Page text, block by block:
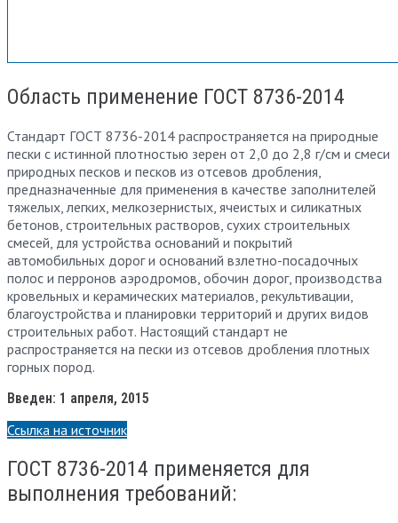
Область применение ГОСТ 8736-2014
Стандарт ГОСТ 8736-2014 распространяется на природные
пески с истинной плотностью зерен от 2,0 до 2,8 г/см и смеси
природных песков и песков из отсевов дробления,
предназначенные для применения в качестве заполнителей
тяжелых, легких, мелкозернистых, ячеистых и силикатных
бетонов, строительных растворов, сухих строительных
смесей, для устройства оснований и покрытий
автомобильных дорог и оснований взлетно-посадочных
полос и перронов аэродромов, обочин дорог, производства
кровельных и керамических материалов, рекультивации,
благоустройства и планировки территорий и других видов
строительных работ. Настоящий стандарт не
распространяется на пески из отсевов дробления плотных
горных пород.
Введен: 1 апреля, 2015
Ссылка на источник
ГОСТ 8736-2014 применяется для
выполнения требований: